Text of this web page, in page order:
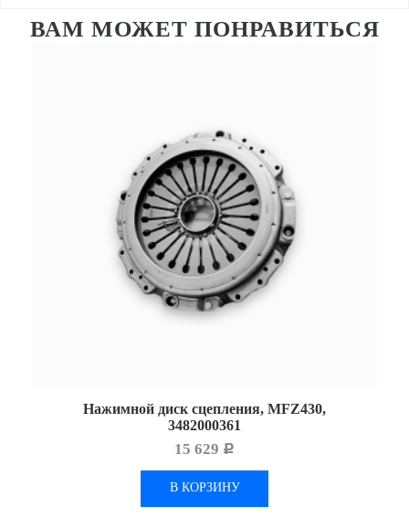
ВАМ МОЖЕТ ПОНРАВИТЬСЯ
Нажимной диск сцепления, MFZ430,
3482000361
15 629 Р
В КОРЗИНУ